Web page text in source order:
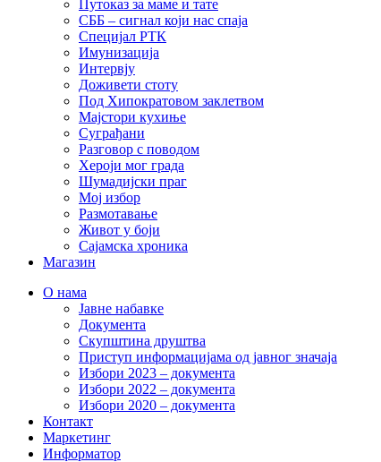
Путоказ за маме и тате
СББ – сигнал који нас спаја
Специјал РТК
Имунизација
Интервју
Доживети стоту
Под Хипократовом заклетвом
Мајстори кухиње
Суграђани
Разговор с поводом
Хероји мог града
Шумадијски праг
Мој избор
Размотавање
Живот у боји
Сајамска хроника
Магазин
О нама
Јавне набавке
Документа
Скупштина друштва
Приступ информацијама од јавног значаја
Избори 2023 – документа
Избори 2022 – документа
Избори 2020 – документа
Контакт
Маркетинг
Информатор